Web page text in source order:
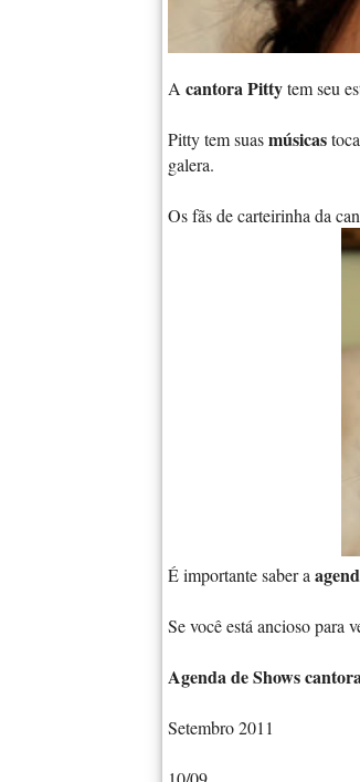
A cantora Pittytem seu
Pitty tem suasmúsicas
galera.
Os fãs de carteirinha da
É importante saber a
Se você está ancioso para
Agenda de Shows
Setembro 2011